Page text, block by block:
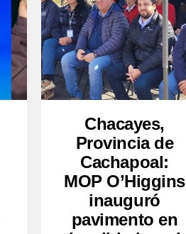
Chacayes,
Provincia de
Cachapoal:
MOP O’Higgins
inauguró
pavimento en